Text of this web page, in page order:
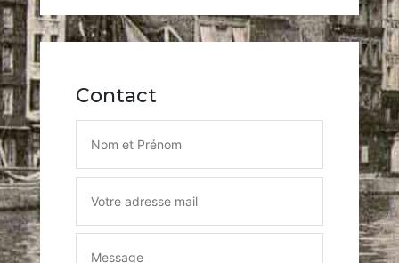
Contact